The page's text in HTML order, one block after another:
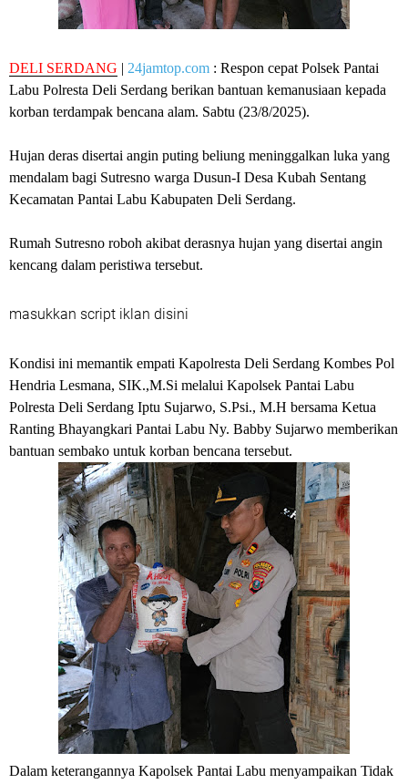
DELI SERDANG | 24jamtop.com : Respon cepat Polsek Pantai
Labu Polresta Deli Serdang berikan bantuan kemanusiaan kepada
korban terdampak bencana alam. Sabtu (23/8/2025).
Hujan deras disertai angin puting beliung meninggalkan luka yang
mendalam bagi Sutresno warga Dusun-I Desa Kubah Sentang
Kecamatan Pantai Labu Kabupaten Deli Serdang.
Rumah Sutresno roboh akibat derasnya hujan yang disertai angin
kencang dalam peristiwa tersebut.
masukkan script iklan disini
Kondisi ini memantik empati Kapolresta Deli Serdang Kombes Pol
Hendria Lesmana, SIK.,M.Si melalui Kapolsek Pantai Labu
Polresta Deli Serdang Iptu Sujarwo, S.Psi., M.H bersama Ketua
Ranting Bhayangkari Pantai Labu Ny. Babby Sujarwo memberikan
bantuan sembako untuk korban bencana tersebut.
Dalam keterangannya Kapolsek Pantai Labu menyampaikan Tidak